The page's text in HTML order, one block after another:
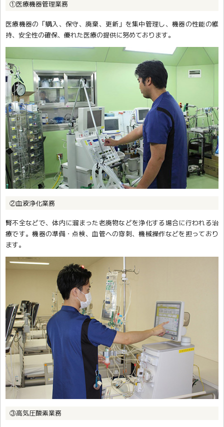
①医療機器管理業務
医療機器の「購入、保守、廃棄、更新」を集中管理し、機器の性能の維
持、安全性の確保、優れた医療の提供に努めております。
②血液浄化業務
腎不全などで、体内に溜まった老廃物などを浄化する場合に行われる治
療です。機器の準備・点検、血管への穿刺、機械操作などを担っており
ます。
③高気圧酸素業務